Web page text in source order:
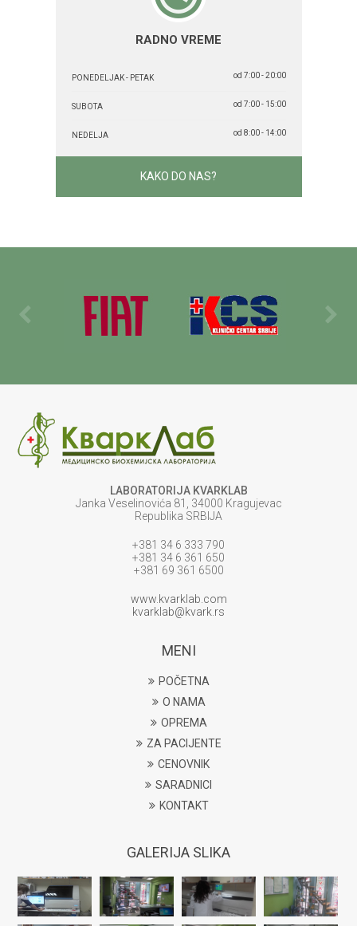
RADNO VREME
PONEDELJAK - PETAK od 7:00 - 20:00
SUBOTA od 7:00 - 15:00
NEDELJA od 8:00 - 14:00
KAKO DO NAS?
LABORATORIJA KVARKLAB
Janka Veselinovića 81, 34000 Kragujevac
Republika SRBIJA
+381 34 6 333 790
+381 34 6 361 650
+381 69 361 6500
www.kvarklab.com
kvarklab@kvark.rs
MENI
POČETNA
O NAMA
OPREMA
ZA PACIJENTE
CENOVNIK
SARADNICI
KONTAKT
GALERIJA SLIKA